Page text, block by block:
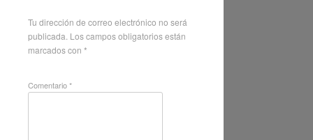
Tu dirección de correo electrónico no será
publicada. Los campos obligatorios están
marcados con *
Comentario*